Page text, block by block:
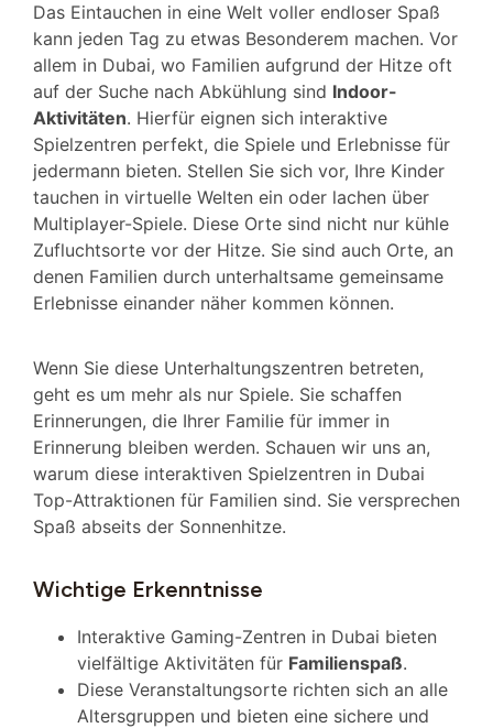
Das Eintauchen in eine Welt voller endloser Spaß
kann jeden Tag zu etwas Besonderem machen. Vor
allem in Dubai, wo Familien aufgrund der Hitze oft
auf der Suche nach Abkühlung sind Indoor-
Aktivitäten. Hierfür eignen sich interaktive
Spielzentren perfekt, die Spiele und Erlebnisse für
jedermann bieten. Stellen Sie sich vor, Ihre Kinder
tauchen in virtuelle Welten ein oder lachen über
Multiplayer-Spiele. Diese Orte sind nicht nur kühle
Zufluchtsorte vor der Hitze. Sie sind auch Orte, an
denen Familien durch unterhaltsame gemeinsame
Erlebnisse einander näher kommen können.
Wenn Sie diese Unterhaltungszentren betreten,
geht es um mehr als nur Spiele. Sie schaffen
Erinnerungen, die Ihrer Familie für immer in
Erinnerung bleiben werden. Schauen wir uns an,
warum diese interaktiven Spielzentren in Dubai
Top-Attraktionen für Familien sind. Sie versprechen
Spaß abseits der Sonnenhitze.
Wichtige Erkenntnisse
Interaktive Gaming-Zentren in Dubai bieten
vielfältige Aktivitäten für Familienspaß.
Diese Veranstaltungsorte richten sich an alle
Altersgruppen und bieten eine sichere und